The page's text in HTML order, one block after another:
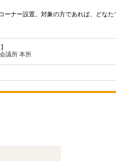
ナー設置。対象の方であれば、どなた
議所 本所